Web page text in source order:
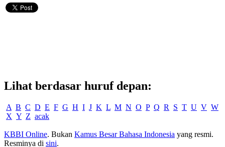
Lihat berdasar huruf depan:
A B C D E F G H I J K L M N O P Q R S T U V W
X Y Z acak
KBBI Online. Bukan Kamus Besar Bahasa Indonesia yang resmi.
Resminya di sini.